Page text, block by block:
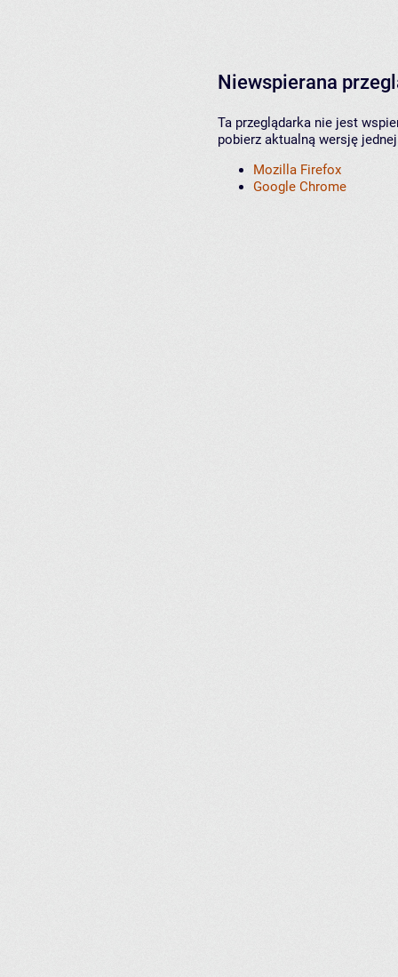
Niewspierana
Ta przeglądarka nie jest
pobierz aktualną wersję
Mozilla Firefox
Google Chrome